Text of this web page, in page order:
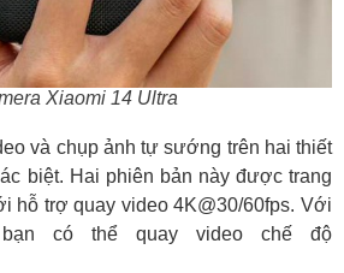
Xiaomi 14 Ultra
và chụp ảnh tự sướng trên hai thiết
biệt. Hai phiên bản này được trang
hỗ trợ quay video 4K@30/60fps. Với
có thể quay video chế độ